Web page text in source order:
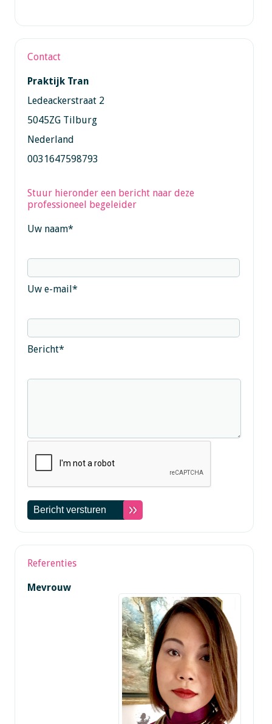
Contact
Praktijk Tran
Ledeackerstraat 2
5045ZG Tilburg
Nederland
0031647598793
Stuur hieronder een bericht naar deze
professioneel begeleider
Uw naam*
Uw e-mail*
Bericht*
Referenties
Mevrouw